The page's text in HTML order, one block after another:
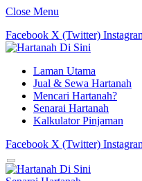
Close Menu
Facebook X (Twitter)
Laman Utama
Jual & Sewa Hartanah
Mencari Hartanah?
Senarai Hartanah
Kalkulator Pinjaman
Facebook X (Twitter)